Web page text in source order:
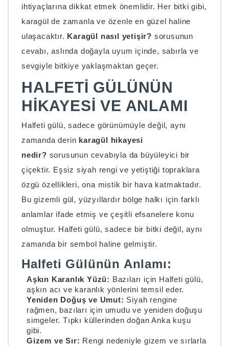
ihtiyaçlarına dikkat etmek önemlidir. Her bitki gibi,
karagül de zamanla ve özenle en güzel haline
ulaşacaktır. Karagül nasıl yetişir? sorusunun
cevabı, aslında doğayla uyum içinde, sabırla ve
sevgiyle bitkiye yaklaşmaktan geçer.
HALFETI GÜLÜNÜN
HIKAYESI VE ANLAMI
Halfeti gülü, sadece görünümüyle değil, aynı
zamanda derin karagül hikayesi
nedir? sorusunun cevabıyla da büyüleyici bir
çiçektir. Eşsiz siyah rengi ve yetiştiği topraklara
özgü özellikleri, ona mistik bir hava katmaktadır.
Bu gizemli gül, yüzyıllardır bölge halkı için farklı
anlamlar ifade etmiş ve çeşitli efsanelere konu
olmuştur. Halfeti gülü, sadece bir bitki değil, aynı
zamanda bir sembol haline gelmiştir.
Halfeti Gülünün Anlamı:
Aşkın Karanlık Yüzü: Bazıları için Halfeti gülü,
aşkın acı ve karanlık yönlerini temsil eder.
Yeniden Doğuş ve Umut: Siyah rengine
rağmen, bazıları için umudu ve yeniden doğuşu
simgeler. Tıpkı küllerinden doğan Anka kuşu
gibi.
Gizem ve Sır: Rengi nedeniyle gizem ve sırlarla